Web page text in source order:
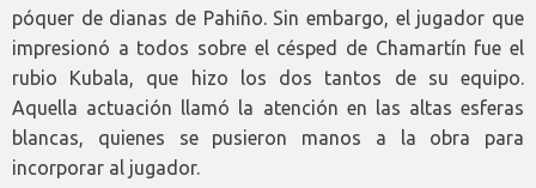
póquer de dianas de Pahiño. Sin embargo, el jugador que
impresionó a todos sobre el césped de Chamartín fue el
rubio Kubala, que hizo los dos tantos de su equipo.
Aquella actuación llamó la atención en las altas esferas
blancas, quienes se pusieron manos a la obra para
incorporar al jugador.